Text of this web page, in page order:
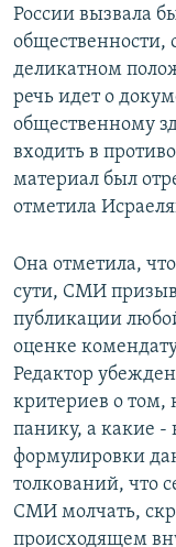
России вызвала
общественности,
деликатном
речь идет о
общественному
входить в
материал был
отметила
Она отметила,
сути, СМИ
публикации
оценке
Редактор
критериев о том,
панику, а какие -
формулировки
толкований, что
СМИ молчать,
происходящем